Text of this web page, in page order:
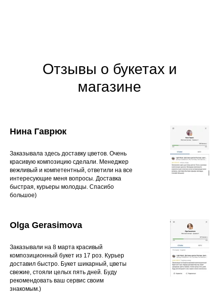
Отзывы о букетах и
магазине
Нина Гаврюк
Заказывала здесь доставку цветов. Очень
красивую композицию сделали. Менеджер
вежливый и компетентный, ответили на все
интересующие меня вопросы. Доставка
быстрая, курьеры молодцы. Спасибо
большое)
Olga Gerasimova
Заказывали на 8 марта красивый
композиционный букет из 17 роз. Курьер
доставил быстро. Букет шикарный, цветы
свежие, стояли целых пять дней. Буду
рекомендовать ваш сервис своим
знакомым.)